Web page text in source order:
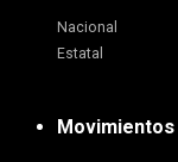
Nacional
Estatal
Movimientos